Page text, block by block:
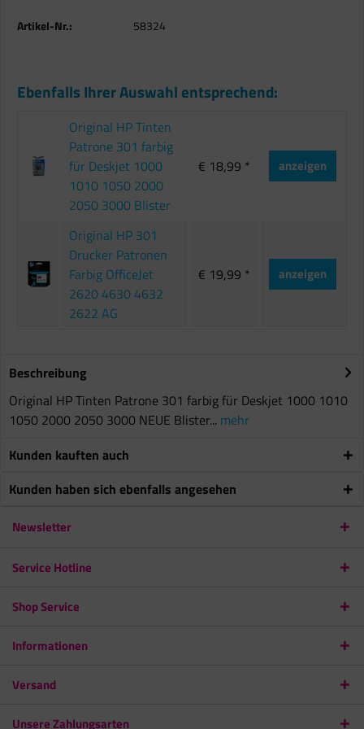
Artikel-Nr.: 58324
Ebenfalls Ihrer Auswahl entsprechend:
Original HP Tinten
Patrone 301 farbig
für Deskjet 1000
1010 1050 2000
2050 3000 Blister
€ 18,99 * anzeigen
Original HP 301
Drucker Patronen
Farbig OfficeJet
2620 4630 4632
2622 AG
€ 19,99 * anzeigen
Beschreibung
Original HP Tinten Patrone 301 farbig für Deskjet 1000 1010
1050 2000 2050 3000 NEUE Blister... mehr
Kunden kauften auch
Kunden haben sich ebenfalls angesehen
Newsletter
Service Hotline
Shop Service
Informationen
Versand
Unsere Zahlungsarten